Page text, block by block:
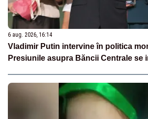
6 aug. 2026, 16:14
Vladimir Putin intervine în politica
Presiunile asupra Băncii Centrale se